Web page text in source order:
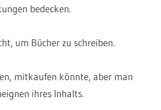
bedecken.
um Bücher zu schreiben.
mitkaufen könnte, aber man
ihres Inhalts.